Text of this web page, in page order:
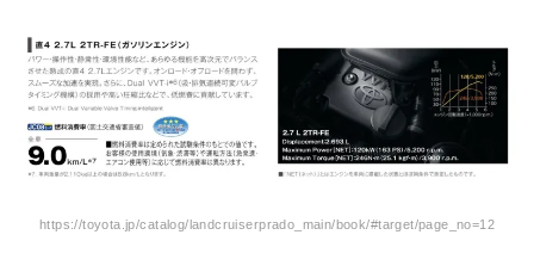
https://toyota.jp/catalog/landcruiserprado_main/book/#target/page_no=12